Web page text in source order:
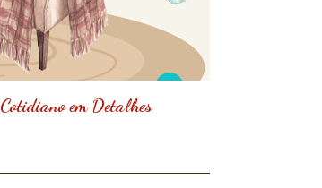
Cotidiano em Detalhes